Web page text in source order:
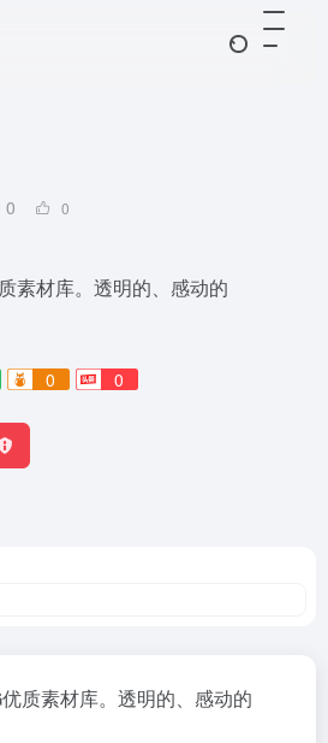
0 0
素材库。透明的、感动的
0 0
质素材库。透明的、感动的